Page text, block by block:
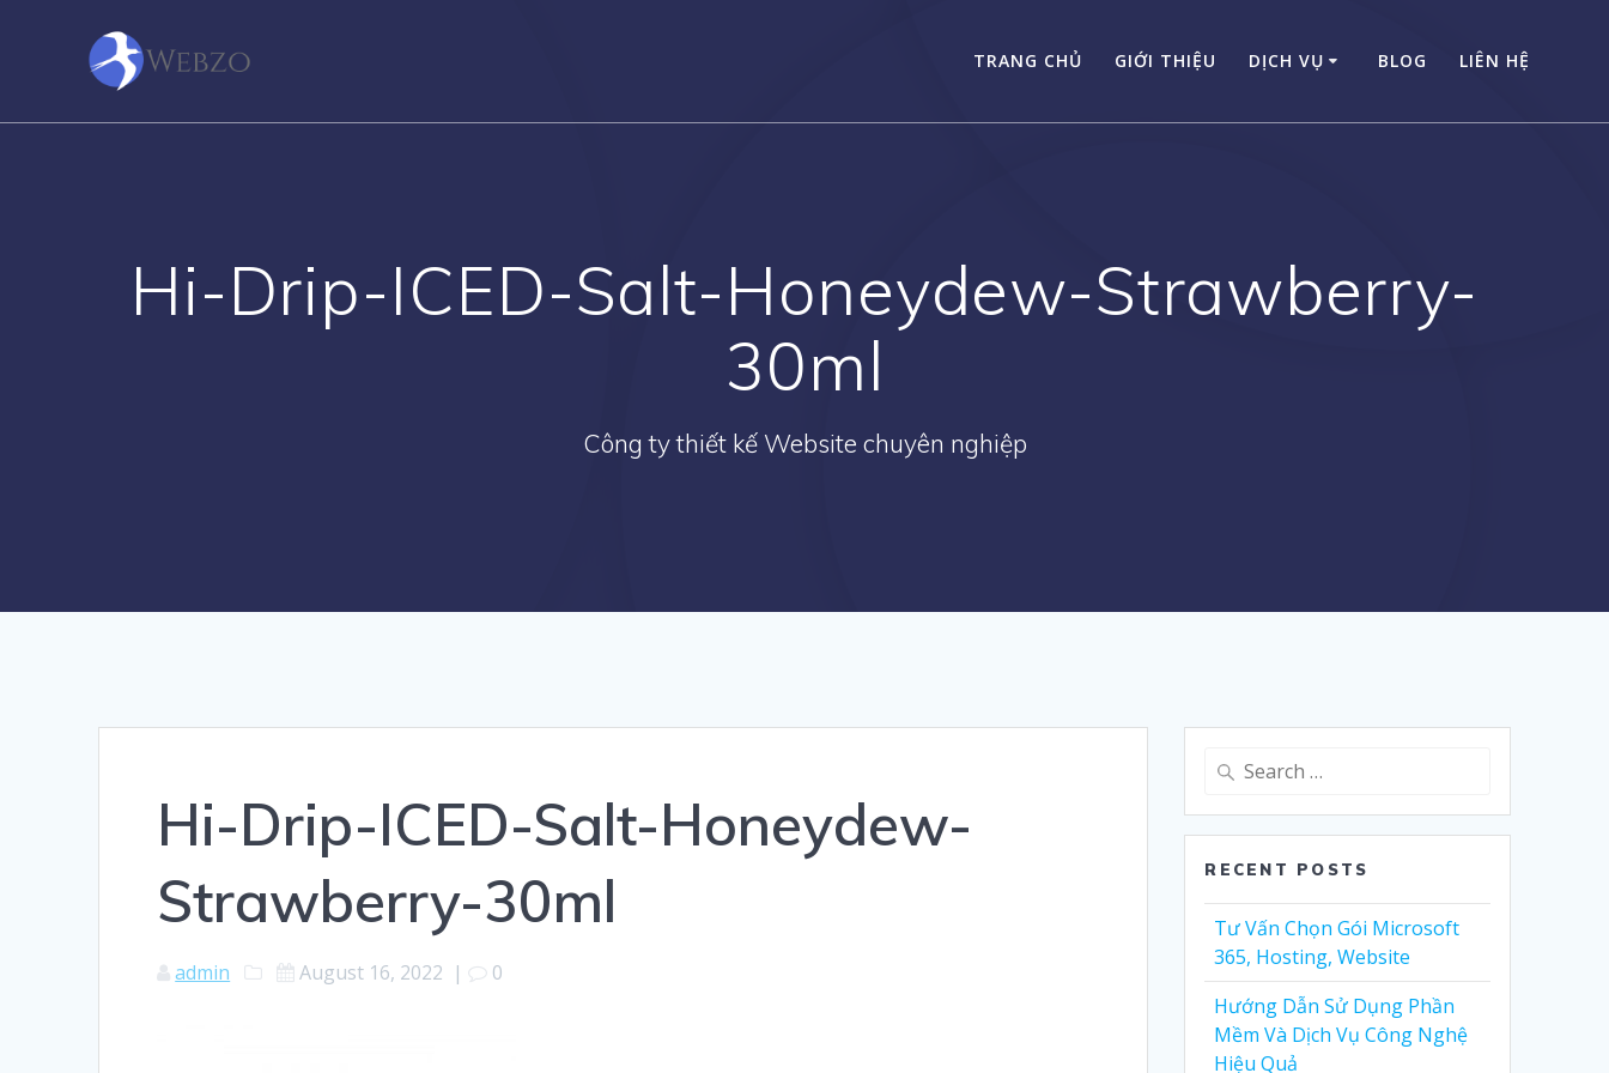
TRANG CHỦ GIỚI THIỆU DỊCH VỤ BLOG LIÊN HỆ
Hi-Drip-ICED-Salt-Honeydew-Strawberry-
30ml
Công ty thiết kế Website chuyên nghiệp
Hi-Drip-ICED-Salt-Honeydew-
Strawberry-30ml
admin August 16, 2022 | 0
Search
RECENT POSTS
Tư Vấn Chọn Gói Microsoft
365, Hosting, Website
Hướng Dẫn Sử Dụng Phần
Mềm Và Dịch Vụ Công Nghệ
Hiệu Quả